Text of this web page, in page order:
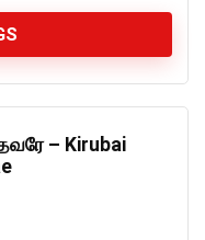
– Kirubai